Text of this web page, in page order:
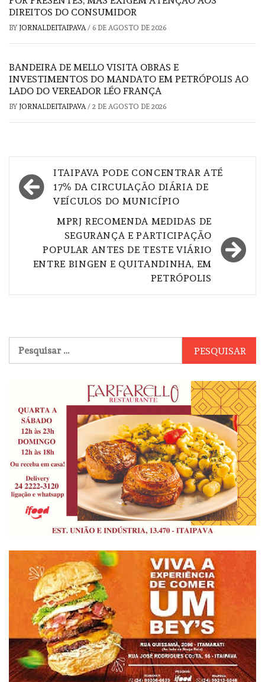
DIREITOS DO CONSUMIDOR
BY JORNALDEITAIPAVA / 6 DE AGOSTO DE 2026
BANDEIRA DE MELLO VISITA OBRAS E
INVESTIMENTOS DO MANDATO EM PETRÓPOLIS AO
LADO DO VEREADOR LÉO FRANÇA
BY JORNALDEITAIPAVA / 2 DE AGOSTO DE 2026
Navegação
de
ITAIPAVA PODE CONCENTRAR ATÉ
17% DA CIRCULAÇÃO DIÁRIA DE
VEÍCULOS DO MUNICÍPIO
MPRJ RECOMENDA MEDIDAS DE
SEGURANÇA E PARTICIPAÇÃO
POPULAR ANTES DE TESTE VIÁRIO
ENTRE BINGEN E QUITANDINHA, EM
PETRÓPOLIS
por: